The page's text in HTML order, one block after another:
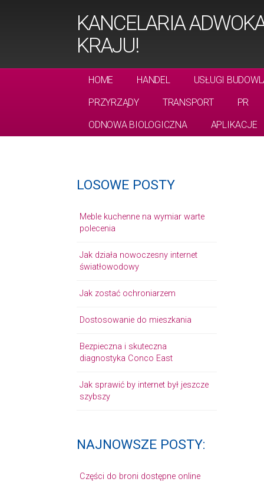
KANCELARIA
KRAJU!
HOME HANDEL
USŁUGI
PRZYRZĄDY
TRANSPORT
PR
ODNOWA BIOLOGICZNA
APLIKACJE
LOSOWE POSTY
Meble kuchenne na wymiar warte
polecenia
Jak działa nowoczesny internet
światłowodowy
Jak zostać ochroniarzem
Dostosowanie do mieszkania
Bezpieczna i skuteczna
diagnostyka Conco East
Jak sprawić by internet był jeszcze
szybszy
NAJNOWSZE POSTY:
Części do broni dostępne online